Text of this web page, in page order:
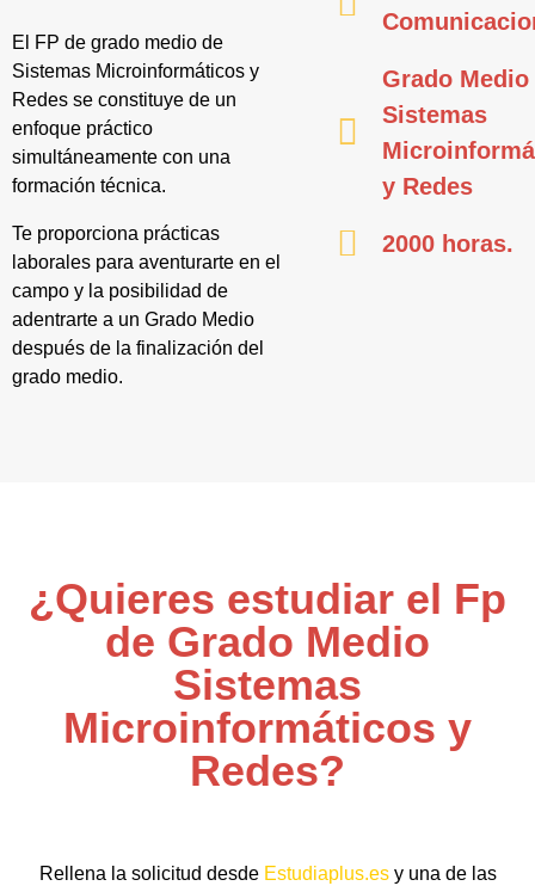
El FP de grado medio de
Sistemas Microinformáticos y
Redes se constituye de un
enfoque práctico
simultáneamente con una
formación técnica.
Te proporciona prácticas
laborales para aventurarte en el
campo y la posibilidad de
adentrarte a un Grado Medio
después de la finalización del
grado medio.
Grado Medio
Sistemas
y Redes
2000 horas.
¿Quieres estudiar el Fp
de Grado Medio
Sistemas
Microinformáticos y
Redes?
Rellena la solicitud desde Estudiaplus.esy una de las